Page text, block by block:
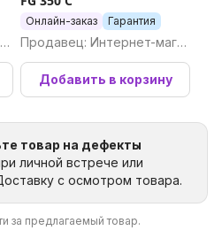
Онлайн-заказ Гарантия
Продавец: Интернет-магаз
ин Newton.by
Добавить в корзину
товар на дефекты
личной встрече или
с осмотром товара.
за предлагаемый товар.